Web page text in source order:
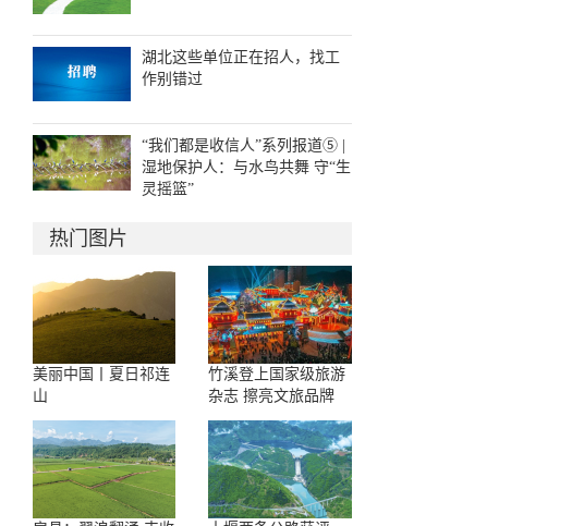
湖北这些单位正在招人，找工
作别错过
“我们都是收信人”系列报道⑤ |
湿地保护人：与水鸟共舞 守“生
灵摇篮”
热门图片
美丽中国丨夏日祁连
山
竹溪登上国家级旅游
杂志 擦亮文旅品牌